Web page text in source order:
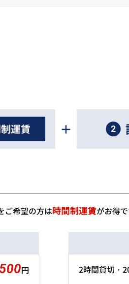
運賃 ＋ 2
ご希望の方は時間制運賃がお得で
円 2時間貸切・